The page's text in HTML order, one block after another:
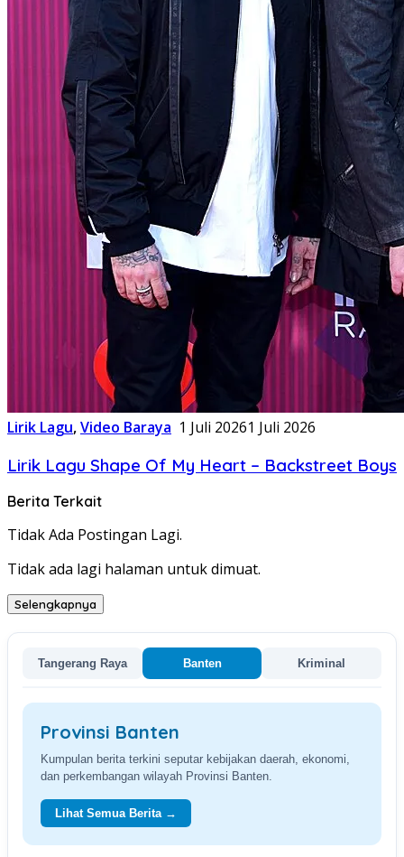
Lirik Lagu,Video Baraya 1 Juli 20261 Juli 2026
Lirik Lagu Shape Of My Heart – Backstreet Boys
Berita Terkait
Tidak Ada Postingan Lagi.
Tidak ada lagi halaman untuk dimuat.
Selengkapnya
Tangerang Raya Banten Kriminal
Provinsi Banten
Kumpulan berita terkini seputar kebijakan daerah, ekonomi,
dan perkembangan wilayah Provinsi Banten.
Lihat Semua Berita →